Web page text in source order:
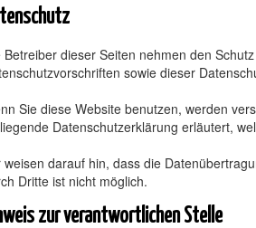
Betreiber dieser Seiten nehmen den
sowie dieser
Sie diese Website benutzen, werden
Datenschutzerklärung erläutert,
weisen darauf hin, dass die
Dritte ist nicht möglich.
zur verantwortlichen Stelle